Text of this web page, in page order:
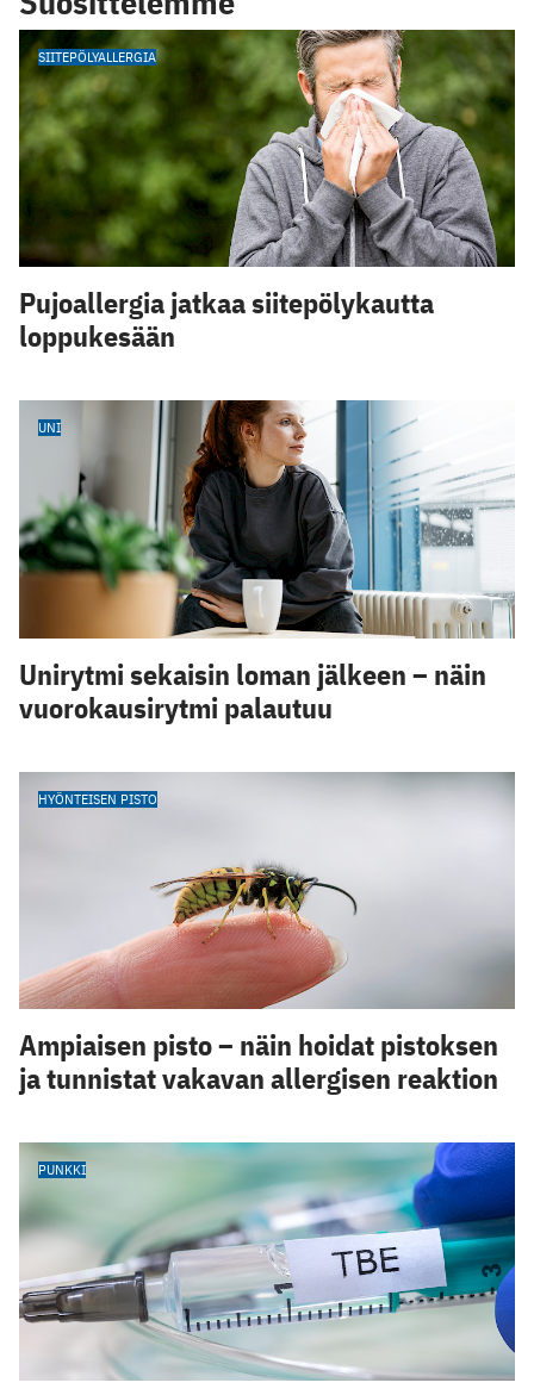
SIITEPÖLYALLERGIA
Pujoallergia jatkaa siitepölykautta
loppukesään
UNI
Unirytmi sekaisin loman jälkeen – näin
vuorokausirytmi palautuu
HYÖNTEISEN PISTO
Ampiaisen pisto – näin hoidat pistoksen
ja tunnistat vakavan allergisen reaktion
PUNKKI